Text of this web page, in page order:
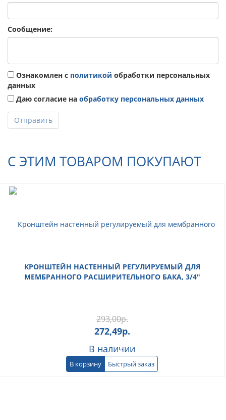
Сообщение:
Ознакомлен с политикой обработки персональных
данных
Даю согласие на обработку персональных данных
Отправить
С ЭТИМ ТОВАРОМ ПОКУПАЮТ
КРОНШТЕЙН НАСТЕННЫЙ РЕГУЛИРУЕМЫЙ ДЛЯ
МЕМБРАННОГО РАСШИРИТЕЛЬНОГО БАКА, 3/4"
293,00р.
272,49р.
В наличии
В корзину Быстрый заказ